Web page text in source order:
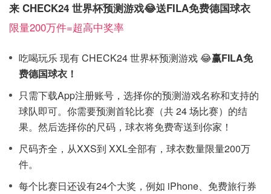
来 CHECK24 世界杯预测游戏😂送FILA免费德国球衣
限量200万件=超高中奖率
吃喝玩乐 现有 CHECK24 世界杯预测游戏 😂赢FILA免
费德国球衣！
只需下载App注册账号，选择你的预测游戏名称和支持的
球队即可。你需要预测首轮比赛（共 24 场比赛）的结
果。然后选择你的尺码，球衣将免费寄送到你家！
尺码齐全，从XXS到 XXL全部有，球衣数量限量200万
件。
每个比赛日还设有24个大奖，例如 iPhone、免费旅行券